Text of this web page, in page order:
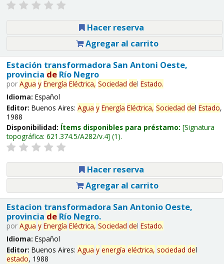
Hacer reserva
Agregar al carrito
Estación transformadora San Antoni Oeste,
provincia deRío Negro
por Agua y Energía Eléctrica, Sociedad del Estado.
Idioma: Español
Editor: Buenos Aires: Agua y Energía Eléctrica, Sociedad del Estado,
1988
Disponibilidad: Ítems disponibles para préstamo: Signatura
topográfica: 621.374.5/A282/v.4 (1).
Hacer reserva
Agregar al carrito
Estacion transformadora San Antonio Oeste,
provincia deRío Negro.
por Agua y Energía Eléctrica, Sociedad del Estado.
Idioma: Español
Editor: Buenos Aires: Agua y energía eléctrica, sociedad del
estado, 1988